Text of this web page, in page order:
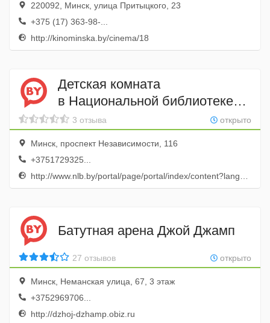
220092, Минск, улица Притыцкого, 23
+375 (17) 363-98-...
http://kinominska.by/cinema/18
Детская комната
в Национальной библиотеке
Беларуси
открыто
3 отзыва
Минск, проспект Независимости, 116
+3751729325...
http://www.nlb.by/portal/page/portal/index/content?lang=ru&classId=B0D56A0C638D4AA2BE8CE3CED601FA77
Батутная арена Джой Джамп
открыто
27 отзывов
Минск, Неманская улица, 67, 3 этаж
+3752969706...
http://dzhoj-dzhamp.obiz.ru